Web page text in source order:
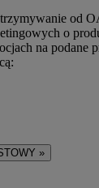
od
o
na podane
»